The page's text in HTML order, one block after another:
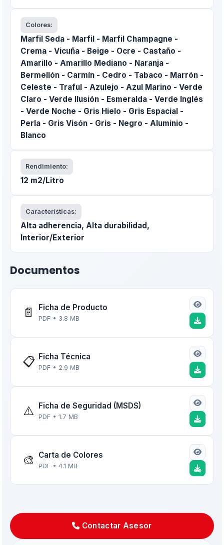
Colores:
Marfil Seda - Marfil - Marfil Champagne -
Crema - Vicuña - Beige - Ocre - Castaño -
Amarillo - Amarillo Mediano - Naranja -
Bermellón - Carmín - Cedro - Tabaco - Marrón -
Celeste - Traful - Azulejo - Azul Marino - Verde
Claro - Verde Ilusión - Esmeralda - Verde Inglés
- Verde Noche - Gris Hielo - Gris Espacial -
Perla - Gris Visón - Gris - Negro - Aluminio -
Blanco
Rendimiento:
12 m2/Litro
Características:
Alta adherencia, Alta durabilidad,
Interior/Exterior
Documentos
📄 Ficha de Producto
PDF • 3.8 MB
📋 Ficha Técnica
PDF • 2.9 MB
⚠️ Ficha de Seguridad (MSDS)
PDF • 1.7 MB
🎨 Carta de Colores
PDF • 4.1 MB
Contactar Asesor